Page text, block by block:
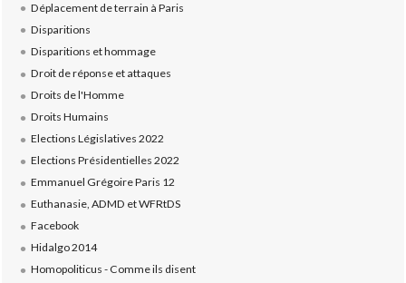
Déplacement de terrain à Paris
Disparitions
Disparitions et hommage
Droit de réponse et attaques
Droits de l'Homme
Droits Humains
Elections Législatives 2022
Elections Présidentielles 2022
Emmanuel Grégoire Paris 12
Euthanasie, ADMD et WFRtDS
Facebook
Hidalgo 2014
Homopoliticus - Comme ils disent